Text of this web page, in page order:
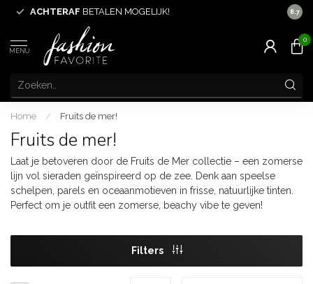
ACHTERAF BETALEN MOGELIJK! 8.7
MENU
0
Home / Fruits de mer!
Fruits de mer!
Laat je betoveren door de Fruits de Mer collectie – een zomerse
lijn vol sieraden geïnspireerd op de zee. Denk aan speelse
schelpen, parels en oceaanmotieven in frisse, natuurlijke tinten.
Perfect om je outfit een zomerse, beachy vibe te geven!
Filters